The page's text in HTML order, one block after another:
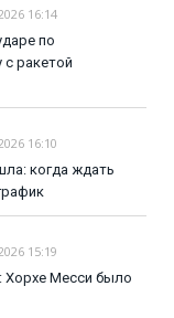
16:14
по
ракетой
16:10
когда ждать
15:19
Хорхе Месси было